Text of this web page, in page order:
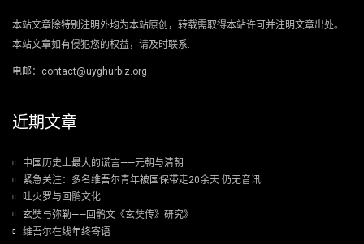
本站文章除特别注明外均为本站原创，转载需取得本站许可并注明文章出处。
本站文章如有侵犯您的权益，请及时联系.
电邮：contact@uyghurbiz.org
近期文章
中国历史上最大的谎言——元朝与清朝
紧急关注：多名维吾尔青年被国保带走20余天 仍无音讯
吐火罗与回鹘文化
玄奘与弥勒——回鹘文《玄奘传》研究》
维吾尔在线年终寄语